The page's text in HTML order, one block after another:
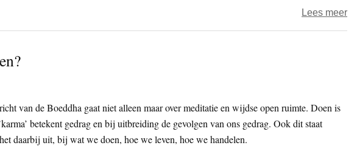
Lees meer
van de Boeddha gaat niet alleen maar over meditatie en wijdse open ruimte. Doen is
betekent gedrag en bij uitbreiding de gevolgen van ons gedrag. Ook dit staat
daarbij uit, bij wat we doen, hoe we leven, hoe we handelen.